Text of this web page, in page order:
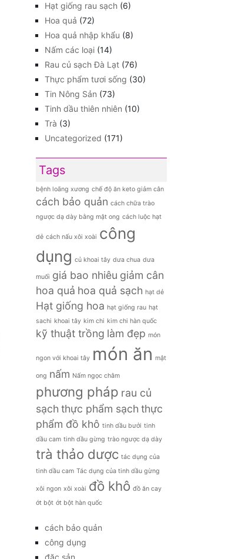
Hạt giống rau sạch (6)
Hoa quả (72)
Hoa quả nhập khẩu (8)
Nấm các loại (14)
Rau củ sạch Đà Lạt (76)
Thực phẩm tươi sống (30)
Tin Nông Sản (73)
Tinh dầu thiên nhiên (10)
Trà (3)
Uncategorized (171)
Tags
bệnh loãng xương chế độ ăn keto giảm cân
cách bảo quản cách chữa trào
ngược dạ dày bằng mật ong cách luộc hạt
dẻ cách nấu xôi xoài công
dụng củ khoai tây dưa chua dưa
muối giá bao nhiêu giảm cân
hoa quả hoa quả sạch hạt dẻ
Hạt giống hoa hạt giống rau hạt
sachi khoai tây kim chi kim chi hàn quốc
kỹ thuật trồng làm đẹp món
ngon với khoai tây món ăn mật
ong nấm Nấm ngọc châm
phương pháp rau củ
sạch thực phẩm sạch thực
phẩm đồ khô tinh dầu bưởi tinh
dầu cam tinh dầu gừng trào ngược dạ dày
trà thảo dược tác dụng của
tinh dầu cam Tác dụng của tinh dầu gừng
xôi ngon xôi xoài đồ khô đồ ăn cay
ớt bột ớt bột hàn quốc
cách bảo quản
công dụng
đặc sản